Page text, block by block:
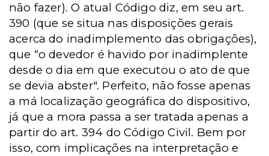
não fazer). O atual Código diz, em seu art.
390 (que se situa nas disposições gerais
acerca do inadimplemento das obrigações),
que “o devedor é havido por inadimplente
desde o dia em que executou o ato de que
se devia abster". Perfeito, não fosse apenas
a má localização geográfica do dispositivo,
já que a mora passa a ser tratada apenas a
partir do art. 394 do Código Civil. Bem por
isso, com implicações na interpretação e